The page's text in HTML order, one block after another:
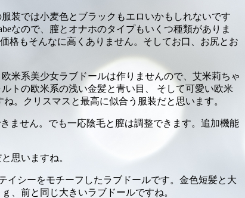
装では小麦色とブラックもエロいかもしれないです
なので、膣とオナホのタイプもいくつ種類がありま
格もそんなに高くありません。そしてお口、お尻とお
米系美少女ラブドールは作りませんので、艾米莉ちゃ
トの欧米系の浅い金髪と青い目、 そして可愛い欧米
。クリスマスと最高に似合う服装だと思います。
ません。でも一応陰毛と膣は調整できます。追加機能
思いますね。
イシーをモチーフしたラブドールです。金色短髪と大
、前と同じ大きいラブドールですね。